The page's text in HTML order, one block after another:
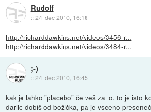
Rudolf
::24. dec 2010, 16:18
http://richarddawkins.net/videos/3456-r...
http://richarddawkins.net/videos/3484-r...
;-)
::24. dec 2010, 16:45
kak je lahko "placebo" če veš za to. to je isto
darilo dobiš od božička, pa je vseeno